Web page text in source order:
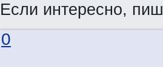
Если интересно,
0